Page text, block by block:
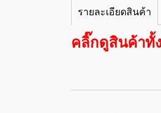
รายละเอียดสินค้า
คลิ๊กดูสินค้าทั้